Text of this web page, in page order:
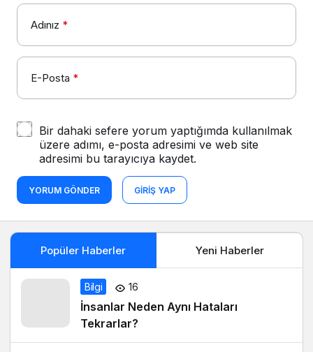
Adınız *
E-Posta *
Bir dahaki sefere yorum yaptığımda kullanılmak
üzere adımı, e-posta adresimi ve web site
adresimi bu tarayıcıya kaydet.
YORUM GÖNDER GIRIŞ YAP
Popüler Haberler Yeni Haberler
Bilgi 16
İnsanlar Neden Aynı Hataları
Tekrarlar?